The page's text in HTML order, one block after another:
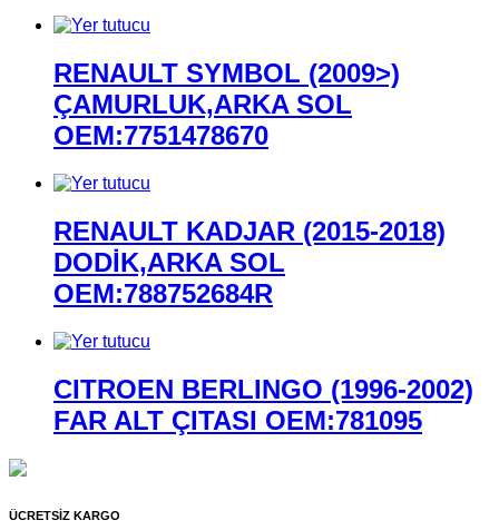
RENAULT SYMBOL (2009>)
ÇAMURLUK,ARKA SOL
OEM:7751478670
RENAULT KADJAR (2015-2018)
DODİK,ARKA SOL
OEM:788752684R
CITROEN BERLINGO (1996-2002)
FAR ALT ÇITASI OEM:781095
ÜCRETSİZ KARGO